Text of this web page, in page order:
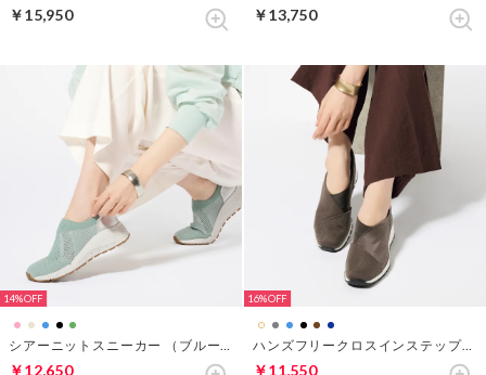
￥15,950 ￥13,750
14%
￥12,650
16%
ハンズフリークロスインステップスニーカー （グレーパターン）
￥11,550